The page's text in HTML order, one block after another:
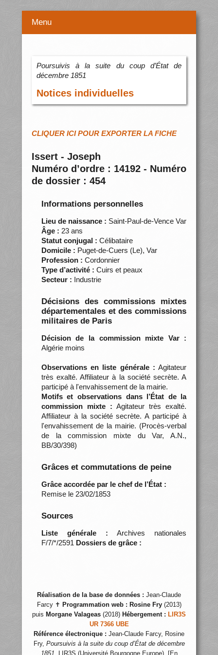
Menu
Poursuivis à la suite du coup d’État de
décembre 1851
Notices individuelles
CLIQUER ICI POUR EXPORTER LA FICHE
Issert - Joseph
Numéro d’ordre : 14192 - Numéro
de dossier : 454
Informations personnelles
Lieu de naissance : Saint-Paul-de-Vence Var
Âge : 23 ans
Statut conjugal : Célibataire
Domicile : Puget-de-Cuers (Le), Var
Profession : Cordonnier
Type d’activité : Cuirs et peaux
Secteur : Industrie
Décisions des commissions mixtes
départementales et des commissions
militaires de Paris
Décision de la commission mixte Var :
Algérie moins
Observations en liste générale : Agitateur
très exalté. Affiliateur à la société secrète. A
participé à l'envahissement de la mairie.
Motifs et observations dans l’État de la
commission mixte : Agitateur très exalté.
Affiliateur à la société secrète. A participé à
l'envahissement de la mairie. (Procès-verbal
de la commission mixte du Var, A.N.,
BB/30/398)
Grâces et commutations de peine
Grâce accordée par le chef de l’État :
Remise le 23/02/1853
Sources
Liste générale : Archives nationales
F/7/*/2591 Dossiers de grâce :
Réalisation de la base de données : Jean-Claude
Farcy ✝ Programmation web : Rosine Fry(2013)
puis Morgane Valageas (2018) Hébergement : LIR3S
UR 7366 UBE
Référence électronique : Jean-Claude Farcy, Rosine
Fry, Poursuivis à la suite du coup d’État de décembre
1851 , LIR3S (Université Bourgogne Europe), [En